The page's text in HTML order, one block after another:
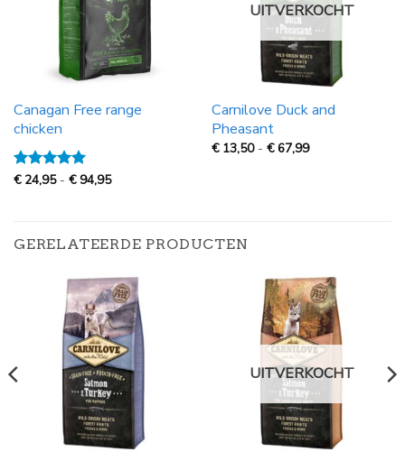
Canagan Free range
chicken
Gewaardeerd
€ 24,95 - €94,95Prijsklasse:
94,95
UITVERKOCHT
Carnilove Duck and
Pheasant
€ 13,50 - €67,99Prijsklasse:
GERELATEERDE PRODUCTEN
UITVERKOCHT